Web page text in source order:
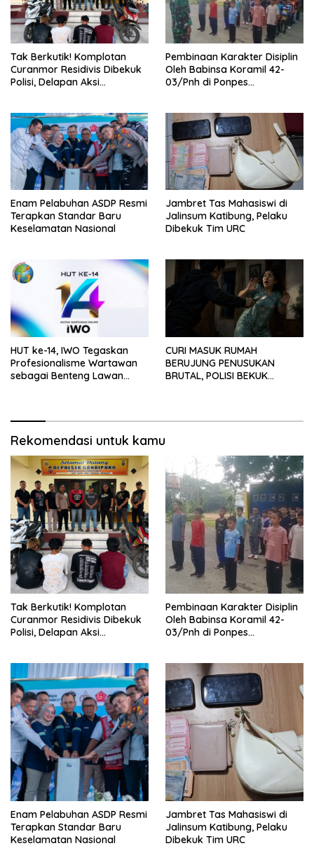
Tak Berkutik! Komplotan
Curanmor Residivis Dibekuk
Polisi, Delapan Aksi
Pembinaan Karakter Disiplin
Oleh Babinsa Koramil 42-
03/Pnh di Ponpes
Enam Pelabuhan ASDP Resmi
Terapkan Standar Baru
Keselamatan Nasional
Jambret Tas Mahasiswi di
Jalinsum Katibung, Pelaku
Dibekuk Tim URC
HUT ke-14, IWO Tegaskan
Profesionalisme Wartawan
sebagai Benteng Lawan
CURI MASUK RUMAH
BERUJUNG PENUSUKAN
BRUTAL, POLISI BEKUK
Rekomendasi untuk kamu
Tak Berkutik! Komplotan
Curanmor Residivis Dibekuk
Polisi, Delapan Aksi
Pembinaan Karakter Disiplin
Oleh Babinsa Koramil 42-
03/Pnh di Ponpes
Enam Pelabuhan ASDP Resmi
Terapkan Standar Baru
Keselamatan Nasional
Jambret Tas Mahasiswi di
Jalinsum Katibung, Pelaku
Dibekuk Tim URC